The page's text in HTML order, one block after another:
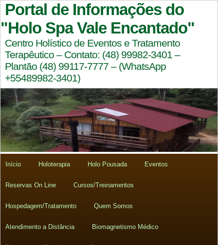
Portal de Informações do
"Holo Spa Vale Encantado"
Centro Holístico de Eventos e Tratamento
Terapêutico – Contato: (48) 99982-3401 –
Plantão (48) 99117-7777 – (WhatsApp
+55489982-3401)
Início Holoterapia Holo Pousada Eventos
Reservas On Line Cursos/Treinamentos
Hospedagem/Tratamento Quem Somos
Atendimento a Distância Biomagnetismo Médico